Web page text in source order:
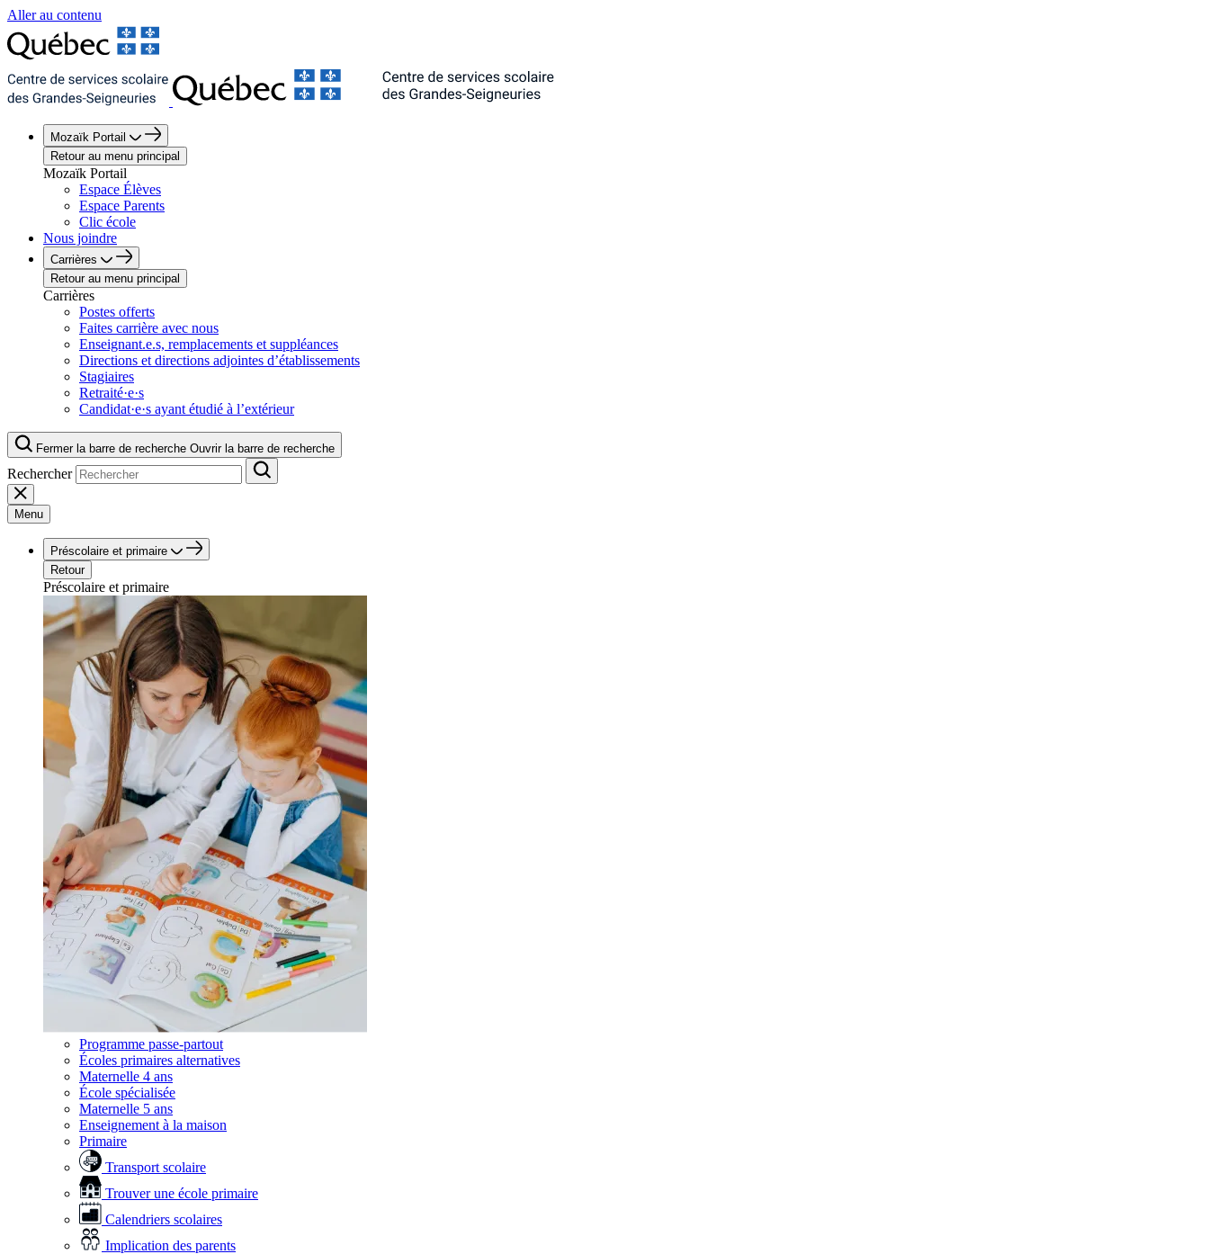
Aller au contenu
Mozaïk Portail
Retour au menu principal
Mozaïk Portail
Espace Élèves
Espace Parents
Clic école
Nous joindre
Carrières
Retour au menu principal
Carrières
Postes offerts
Faites carrière avec nous
Enseignant.e.s, remplacements et suppléances
Directions et directions adjointes d’établissements
Stagiaires
Retraité·e·s
Candidat·e·s ayant étudié à l’extérieur
Fermer la barre de recherche Ouvrir la barre de recherche
Rechercher
Menu
Préscolaire et primaire
Retour
Préscolaire et primaire
Programme passe-partout
Écoles primaires alternatives
Maternelle 4 ans
École spécialisée
Maternelle 5 ans
Enseignement à la maison
Primaire
Transport scolaire
Trouver une école primaire
Calendriers scolaires
Implication des parents